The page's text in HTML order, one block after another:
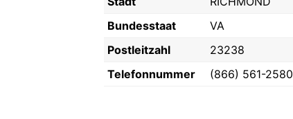
Bundesstaat
VA
Postleitzahl
23238
Telefonnummer
(866) 561-2580